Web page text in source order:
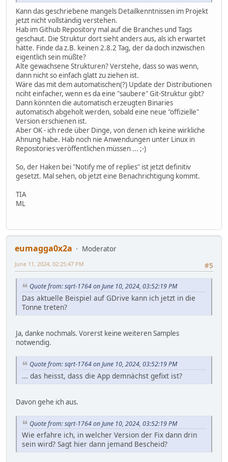
Kann das geschriebene mangels Detailkenntnissen im Projekt
jetzt nicht vollständig verstehen.
Hab im Github Repository mal auf die Branches und Tags
geschaut. Die Struktur dort sieht anders aus, als ich erwartet
hätte. Finde da z.B. keinen 2.8.2 Tag, der da doch inzwischen
eigentlich sein müßte?
Alte gewachsene Strukturen? Verstehe, dass so was wenn,
dann nicht so einfach glatt zu ziehen ist.
Wäre das mit dem automatischen(?) Update der Distributionen
nciht einfacher, wenn es da eine "saubere" Git-Struktur gibt?
Dann könnten die automatisch erzeugten Binaries
automatisch abgeholt werden, sobald eine neue "offizielle"
Version erschienen ist.
Aber OK - ich rede über Dinge, von denen ich keine wirkliche
Ahnung habe. Hab noch nie Anwendungen unter Linux in
Repositories veröffentlichen müssen ... ;-)
So, der Haken bei "Notify me of replies" ist jetzt definitiv
gesetzt. Mal sehen, ob jetzt eine Benachrichtigung kommt.
TIA
ML
eumagga0x2a
Moderator
#5
June 11, 2024, 02:25:47 PM
Quote from: sqrt-1764 on June 10, 2024, 03:52:19 PM
Das aktuelle Beispiel auf GDrive kann ich jetzt in die
Tonne treten?
Ja, danke nochmals. Vorerst keine weiteren Samples
notwendig.
Quote from: sqrt-1764 on June 10, 2024, 03:52:19 PM
... das heisst, dass die App demnächst gefixt ist?
Davon gehe ich aus.
Quote from: sqrt-1764 on June 10, 2024, 03:52:19 PM
Wie erfahre ich, in welcher Version der Fix dann drin
sein wird? Sagt hier dann jemand Bescheid?